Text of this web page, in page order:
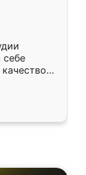
себе
почти